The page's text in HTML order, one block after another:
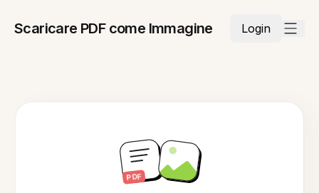
Scaricare PDF come Immagine Login